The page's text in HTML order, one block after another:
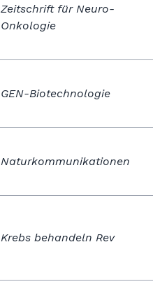
Zeitschrift für Neuro-
Onkologie
GEN-Biotechnologie
Naturkommunikationen
Krebs behandeln Rev